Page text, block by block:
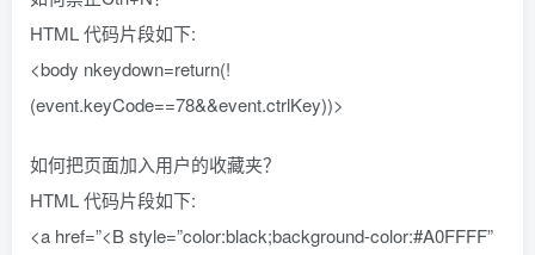
HTML 代码片段如下:
<body nkeydown=return(!
(event.keyCode==78&&event.ctrlKey))>
如何把页面加入用户的收藏夹？
HTML 代码片段如下:
<a href=”<B style=”color:black;background-color:#A0FFFF”